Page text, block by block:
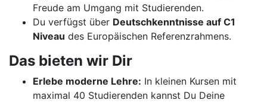
Freude am Umgang mit Studierenden.
Du verfügst über Deutschkenntnisse auf C1
Niveau des Europäischen Referenzrahmens.
Das bieten wir Dir
Erlebe moderne Lehre: In kleinen Kursen mit
maximal 40 Studierenden kannst Du Deine